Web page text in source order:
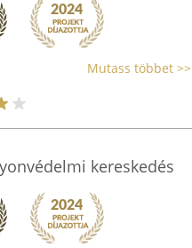
Mutass többet >>
kereskedés